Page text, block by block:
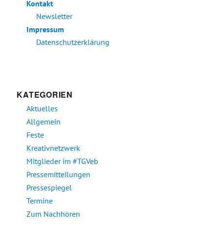
Kontakt
Newsletter
Impressum
Datenschutzerklärung
KATEGORIEN
Aktuelles
Allgemein
Feste
Kreativnetzwerk
Mitglieder im #TGVeb
Pressemitteilungen
Pressespiegel
Termine
Zum Nachhören